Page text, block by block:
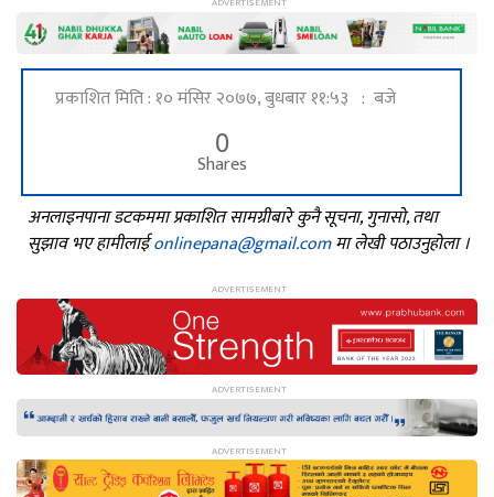
प्रकाशित मिति : १० मंसिर २०७७, बुधबार ११:५३ : बजे
0
Shares
अनलाइनपाना डटकममा प्रकाशित सामग्रीबारे कुनै सूचना, गुनासो, तथा
सुझाव भए हामीलाईonlinepana@gmail.comमा लेखी पठाउनुहोला ।